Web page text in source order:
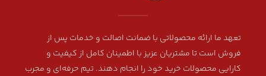
تعهد ما ارائه محصولاتی با ضمانت اصالت و خدمات پس از
فروش است تا مشتریان عزیز با اطمینان کامل از کیفیت و
کارایی محصولات خرید خود را انجام دهند. تیم حرفه‌ای و مجرب